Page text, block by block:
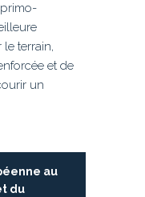
primo-
terrain,
et de
un
au
du